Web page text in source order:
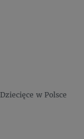
w Polsce